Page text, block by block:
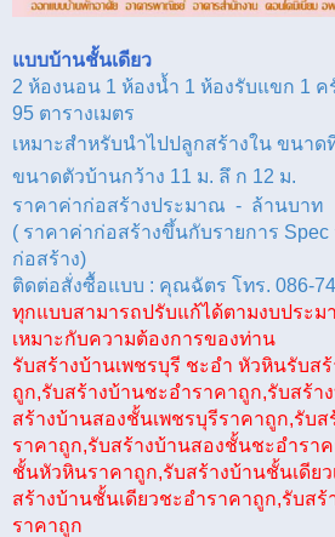
แบบบ้านชั้นเดียว
2 ห้องนอน 1 ห้องน้ำ 1 ห้องรับแขก 1 ค
95 ตารางเมตร
เหมาะสำหรับนำไปปลูกสร้างใน ขนาด
ขนาดตัวบ้านกว้าง 11 ม. ลึ ก 12 ม.
ราคาค่าก่อสร้างประมาณ - ล้านบาท
( ราคาค่าก่อสร้างขึ้นกับรายการ Spec
ก่อสร้าง)
ติดต่อสั่งซื้อแบบ : คุณฉัตร โทร. 086-
ทุกแบบสามารถปรับแก้ได้ตามงบประม
เหมาะกับความต้องการของท่าน
รับสร้างบ้านเพชรบุรี ชะอํา หัวหินรับส
ถูก,รับสร้างบ้านชะอําราคาถูก,รับสร้า
สร้างบ้านสองชั้นเพชรบุรีราคาถูก,รับ
ราคาถูก,รับสร้างบ้านสองชั้นชะอํารา
ชั้นหัวหินราคาถูก,รับสร้างบ้านชั้นเดีย
สร้างบ้านชั้นเดียวชะอําราคาถูก,รับส
ราคาถูก